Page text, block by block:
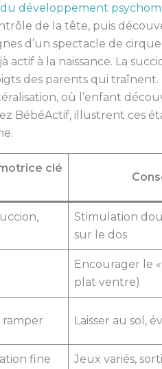
développement
de la tête, puis
d’un spectacle de
à la naissance. La
des parents qui
où l’enfant
BébéActif, illustrent ces
clé
Stimulation
sur le dos
Encourager le
plat ventre)
ramper Laisser au sol,
fine
Jeux variés,